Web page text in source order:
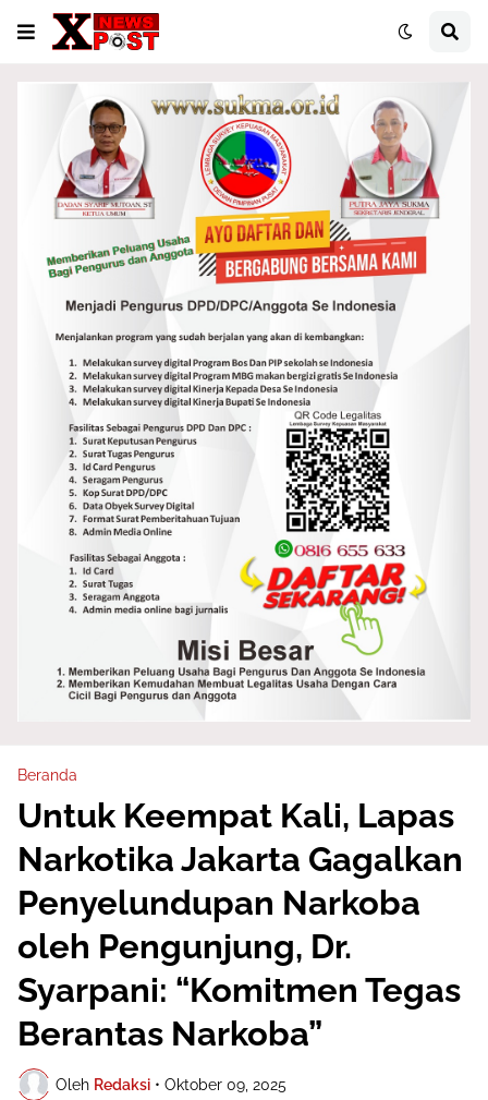
Beranda
Untuk Keempat Kali, Lapas
Narkotika Jakarta Gagalkan
Penyelundupan Narkoba
oleh Pengunjung, Dr.
Syarpani: “Komitmen Tegas
Berantas Narkoba”
Oleh Redaksi • Oktober 09, 2025